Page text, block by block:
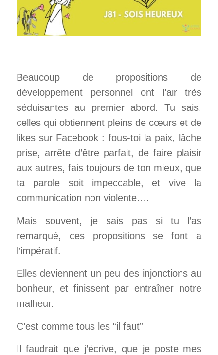
Beaucoup de propositions de
développement personnel ont l’air très
séduisantes au premier abord. Tu sais,
celles qui obtiennent pleins de cœurs et de
likes sur Facebook : fous-toi la paix, lâche
prise, arrête d’être parfait, de faire plaisir
aux autres, fais toujours de ton mieux, que
ta parole soit impeccable, et vive la
communication non violente….
Mais souvent, je sais pas si tu l’as
remarqué, ces propositions se font a
l’impératif.
Elles deviennent un peu des injonctions au
bonheur, et finissent par entraîner notre
malheur.
C’est comme tous les “il faut”
Il faudrait que j’écrive, que je poste mes